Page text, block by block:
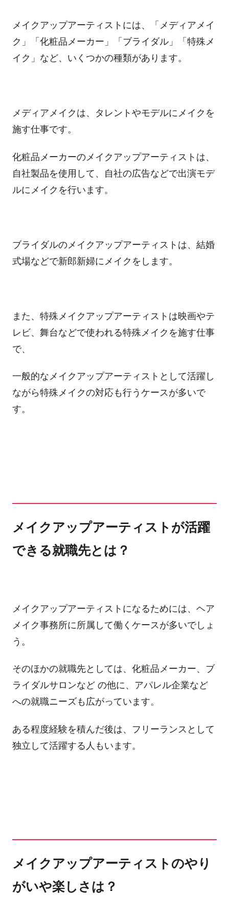
メイクアップアーティストには、「メディアメイ
ク」「化粧品メーカー」「ブライダル」「特殊メ
イク」など、いくつかの種類があります。
メディアメイクは、タレントやモデルにメイクを
施す仕事です。
化粧品メーカーのメイクアップアーティストは、
自社製品を使用して、自社の広告などで出演モデ
ルにメイクを行います。
ブライダルのメイクアップアーティストは、結婚
式場などで新郎新婦にメイクをします。
また、特殊メイクアップアーティストは映画やテ
レビ、舞台などで使われる特殊メイクを施す仕事
で、
一般的なメイクアップアーティストとして活躍し
ながら特殊メイクの対応も行うケースが多いで
す。
メイクアップアーティストが活躍
できる就職先とは？
メイクアップアーティストになるためには、ヘア
メイク事務所に所属して働くケースが多いでしょ
う。
そのほかの就職先としては、化粧品メーカー、ブ
ライダルサロンなど の他に、アパレル企業など
への就職ニーズも広がっています。
ある程度経験を積んだ後は、フリーランスとして
独立して活躍する人もいます。
メイクアップアーティストのやり
がいや楽しさは？